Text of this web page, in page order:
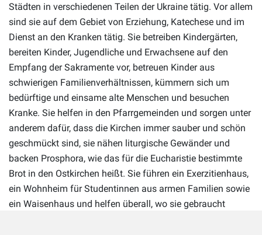
Städten in verschiedenen Teilen der Ukraine tätig. Vor allem
sind sie auf dem Gebiet von Erziehung, Katechese und im
Dienst an den Kranken tätig. Sie betreiben Kindergärten,
bereiten Kinder, Jugendliche und Erwachsene auf den
Empfang der Sakramente vor, betreuen Kinder aus
schwierigen Familienverhältnissen, kümmern sich um
bedürftige und einsame alte Menschen und besuchen
Kranke. Sie helfen in den Pfarrgemeinden und sorgen unter
anderem dafür, dass die Kirchen immer sauber und schön
geschmückt sind, sie nähen liturgische Gewänder und
backen Prosphora, wie das für die Eucharistie bestimmte
Brot in den Ostkirchen heißt. Sie führen ein Exerzitienhaus,
ein Wohnheim für Studentinnen aus armen Familien sowie
ein Waisenhaus und helfen überall, wo sie gebraucht